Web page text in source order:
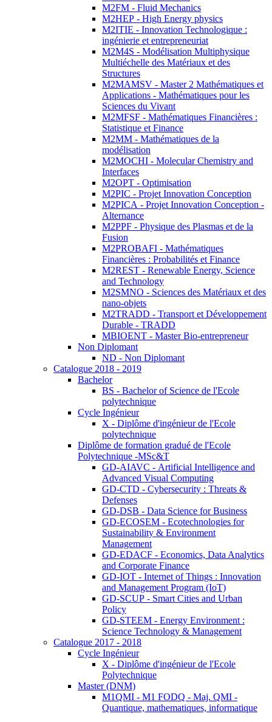
M2FM - Fluid Mechanics
M2HEP - High Energy physics
M2ITIE - Innovation Technologique :
ingénierie et entrepreneuriat
M2M4S - Modélisation Multiphysique
Multiéchelle des Matériaux et des
Structures
M2MAMSV - Master 2 Mathématiques et
Applications - Mathématiques pour les
Sciences du Vivant
M2MFSF - Mathématiques Financières :
Statistique et Finance
M2MM - Mathématiques de la
modélisation
M2MOCHI - Molecular Chemistry and
Interfaces
M2OPT - Optimisation
M2PIC - Projet Innovation Conception
M2PICA - Projet Innovation Conception -
Alternance
M2PPF - Physique des Plasmas et de la
Fusion
M2PROBAFI - Mathématiques
Financières : Probabilités et Finance
M2REST - Renewable Energy, Science
and Technology
M2SMNO - Sciences des Matériaux et des
nano-objets
M2TRADD - Transport et Développement
Durable - TRADD
MBIOENT - Master Bio-entrepreneur
Non Diplomant
ND - Non Diplomant
Catalogue 2018 - 2019
Bachelor
BS - Bachelor of Science de l'Ecole
polytechnique
Cycle Ingénieur
X - Diplôme d'ingénieur de l'Ecole
polytechnique
Diplôme de formation gradué de l'Ecole
Polytechnique -MSc&T
GD-AIAVC - Artificial Intelligence and
Advanced Visual Computing
GD-CTD - Cybersecurity : Threats &
Defenses
GD-DSB - Data Science for Business
GD-ECOSEM - Ecotechnologies for
Sustainability & Environment
Management
GD-EDACF - Economics, Data Analytics
and Corporate Finance
GD-IOT - Internet of Things : Innovation
and Management Program (IoT)
GD-SCUP - Smart Cities and Urban
Policy
GD-STEEM - Energy Environment :
Science Technology & Management
Catalogue 2017 - 2018
Cycle Ingénieur
X - Diplôme d'ingénieur de l'Ecole
Polytechnique
Master (DNM)
M1QMI - M1 FODQ - Maj. QMI -
Quantique, mathematiques, informatique